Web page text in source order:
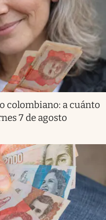
colombiano: a cuánto
7 de agosto